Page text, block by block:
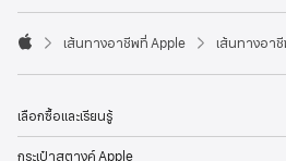
o
t
r

p
l
เส้นทางอาชีพที่ Apple เส้นทางอา
เลือกซื้อและเรียนรู้
กระเป๋าสตางค์ Apple